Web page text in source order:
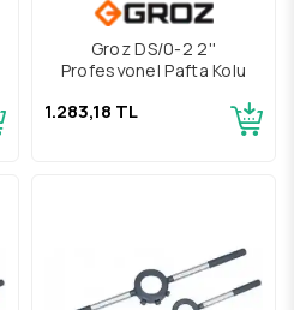
Groz DS/0-2 2''
Profesyonel Pafta Kolu
1.283,18 TL